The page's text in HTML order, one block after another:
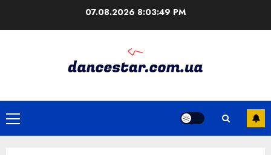
07.08.2026 8:03:50 PM
Основное
меню